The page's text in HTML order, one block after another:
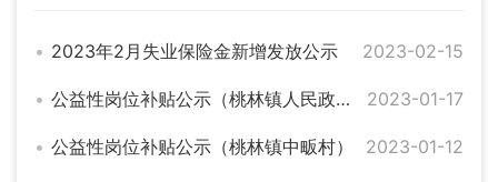
2023年2月失业保险金新增发放公示 2023-02-15
公益性岗位补贴公示（桃林镇人民政府） 2023-01-17
公益性岗位补贴公示（桃林镇中畈村） 2023-01-12